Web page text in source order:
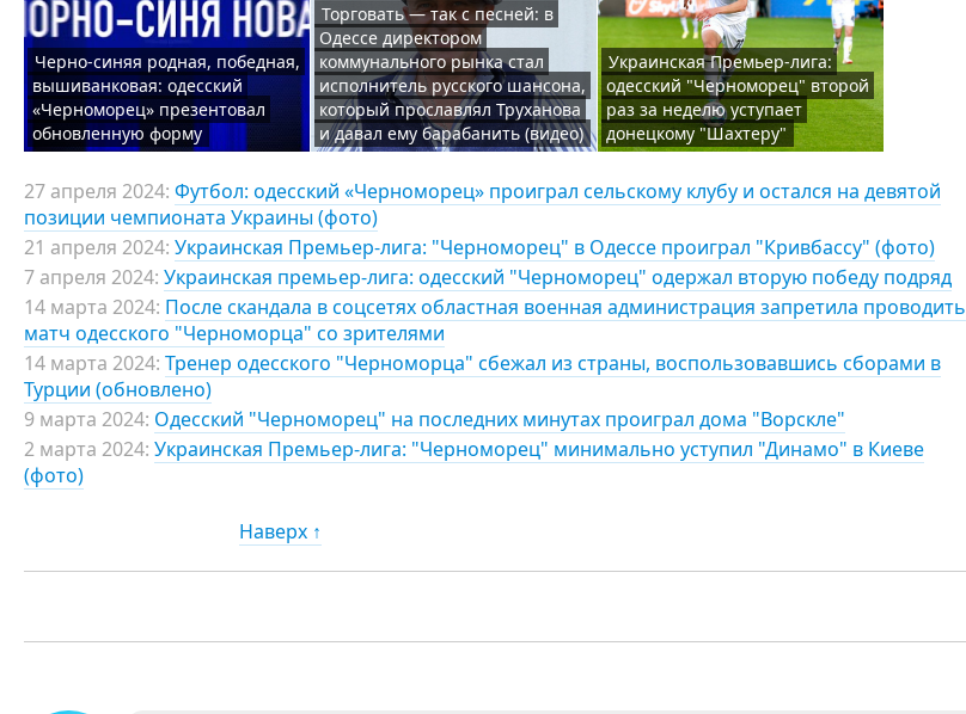
Черно-синяя родная, победная,
вышиванковая: одесский
«Черноморец» презентовал
обновленную форму
Торговать — так с песней: в
Одессе директором
коммунального рынка стал
исполнитель русского шансона,
который прославлял Труханова
и давал ему барабанить (видео)
Украинская Премьер-лига:
одесский "Черноморец" второй
раз за неделю уступает
донецкому "Шахтеру"
27 апреля 2024: Футбол: одесский «Черноморец» проиграл сельскому клубу и остался на девятой
позиции чемпионата Украины (фото)
21 апреля 2024: Украинская Премьер-лига: "Черноморец" в Одессе проиграл "Кривбассу" (фото)
7 апреля 2024: Украинская премьер-лига: одесский "Черноморец" одержал вторую победу подряд
14 марта 2024: После скандала в соцсетях областная военная администрация запретила проводить
матч одесского "Черноморца" со зрителями
14 марта 2024: Тренер одесского "Черноморца" сбежал из страны, воспользовавшись сборами в
Турции (обновлено)
9 марта 2024: Одесский "Черноморец" на последних минутах проиграл дома "Ворскле"
2 марта 2024: Украинская Премьер-лига: "Черноморец" минимально уступил "Динамо" в Киеве
(фото)
Наверх ↑